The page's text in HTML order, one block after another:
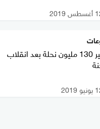
2019
مصير 130 مليون نحلة بعد انقلاب
2019